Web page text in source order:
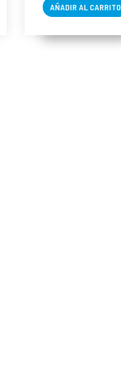
AÑADIR AL CARRITO